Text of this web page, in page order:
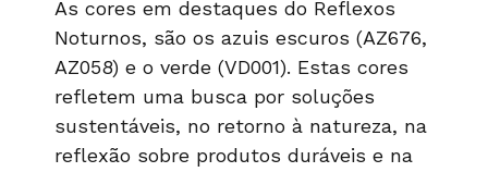
As cores em destaques do Reflexos
Noturnos, são os azuis escuros (AZ676,
AZ058) e o verde (VD001). Estas cores
refletem uma busca por soluções
sustentáveis, no retorno à natureza, na
reflexão sobre produtos duráveis e na